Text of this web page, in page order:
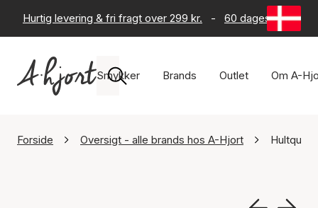
Hurtig levering & fri fragt over 299 kr. - 60 dages returret
Smykker Brands Outlet Om A-
Forside Oversigt - alle brands hos A-Hjort Hultquist